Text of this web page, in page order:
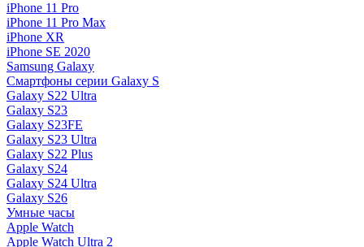
iPhone 11 Pro
iPhone 11 Pro Max
iPhone XR
iPhone SE 2020
Samsung Galaxy
Смартфоны серии Galaxy S
Galaxy S22 Ultra
Galaxy S23
Galaxy S23FE
Galaxy S23 Ultra
Galaxy S22 Plus
Galaxy S24
Galaxy S24 Ultra
Galaxy S26
Умные часы
Apple Watch
Apple Watch Ultra 2